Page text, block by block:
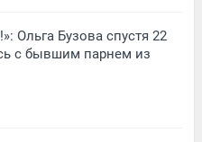
Ольга Бузова спустя 22
с бывшим парнем из